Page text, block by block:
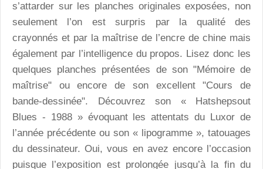
s’attarder sur les planches originales exposées, non
seulement l’on est surpris par la qualité des
crayonnés et par la maîtrise de l’encre de chine mais
également par l’intelligence du propos. Lisez donc les
quelques planches présentées de son "Mémoire de
maîtrise" ou encore de son excellent "Cours de
bande-dessinée". Découvrez son « Hatshepsout
Blues - 1988 » évoquant les attentats du Luxor de
l’année précédente ou son « lipogramme », tatouages
du dessinateur. Oui, vous en avez encore l’occasion
puisque l’exposition est prolongée jusqu’à la fin du